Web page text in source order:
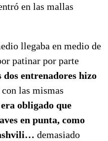
en las mallas
llegaba en medio de
patinar por parte
dos entrenadores hizo
las mismas
obligado que
en punta, como
demasiado